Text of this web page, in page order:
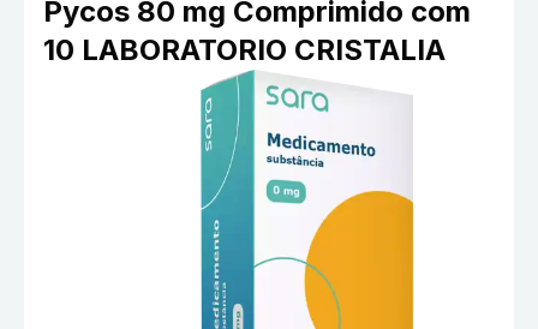
Pycos 80 mg Comprimido com
10 LABORATORIO CRISTALIA